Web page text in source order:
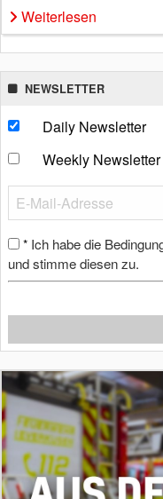
Weiterlesen
NEWSLETTER
Daily Newsletter
Weekly Newsletter
* Ich habe die
und stimme diesen zu.